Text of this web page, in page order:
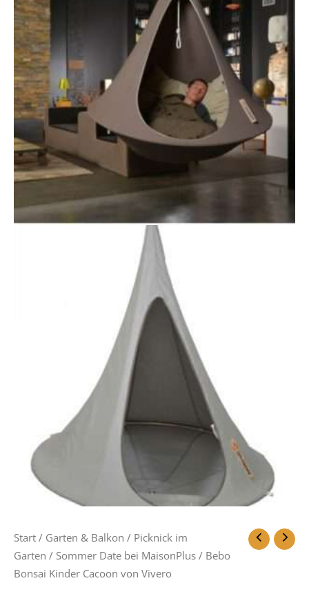
Start / Garten & Balkon / Picknick im
Garten / Sommer Date bei MaisonPlus / Bebo
Bonsai Kinder Cacoon von Vivero